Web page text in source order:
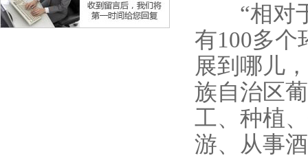
“相对于
有100多个
展到哪儿
族自治区
工、种植
游、从事